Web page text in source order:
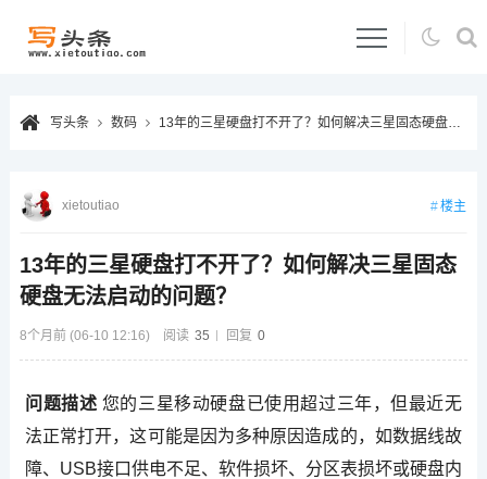
写头条 数码 13年的三星硬盘打不开了？如何解决三星固态硬盘无法启动的问题？
13年的三星硬盘打不开了？如何解决三星固态
硬盘无法启动的问题？
8个月前 (06-10 12:16) 阅读 35 回复 0
xietoutiao 楼主
问题描述 您的三星移动硬盘已使用超过三年，但最近无
法正常打开，这可能是因为多种原因造成的，如数据线故
障、USB接口供电不足、软件损坏、分区表损坏或硬盘内